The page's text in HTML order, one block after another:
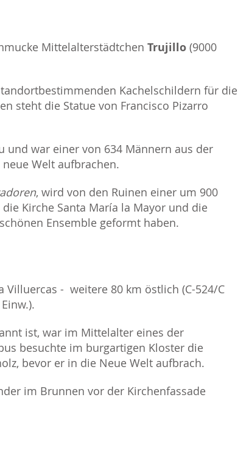
Mittelalterstädtchen Trujillo (9000
Kachelschildern für die
steht die Statue von Francisco Pizarro
und war einer von 634 Männern aus der
Welt aufbrachen.
, wird von den Ruinen einer um 900
Kirche Santa María la Mayor und die
Ensemble geformt haben.
- weitere 80 km östlich (C-524/C
ist, war im Mittelalter eines der
besuchte im burgartigen Kloster die
bevor er in die Neue Welt aufbrach.
im Brunnen vor der Kirchenfassade